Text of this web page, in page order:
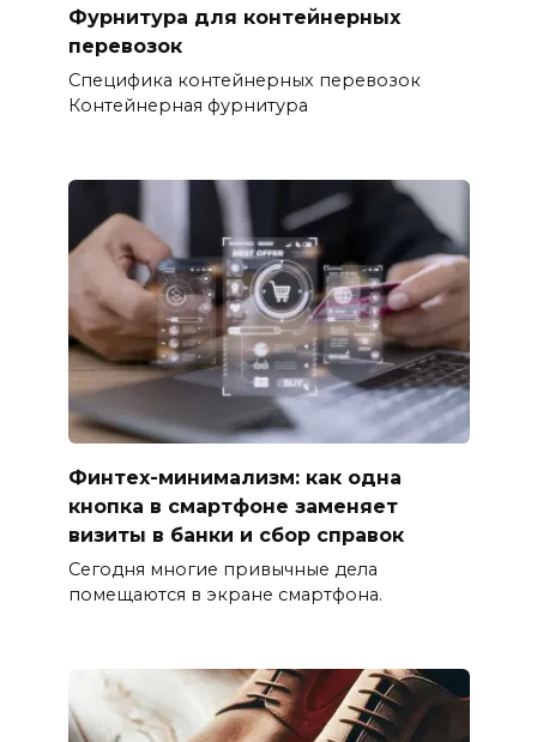
Фурнитура для контейнерных
перевозок
Специфика контейнерных перевозок
Контейнерная фурнитура
Финтех-минимализм: как одна
кнопка в смартфоне заменяет
визиты в банки и сбор справок
Сегодня многие привычные дела
помещаются в экране смартфона.